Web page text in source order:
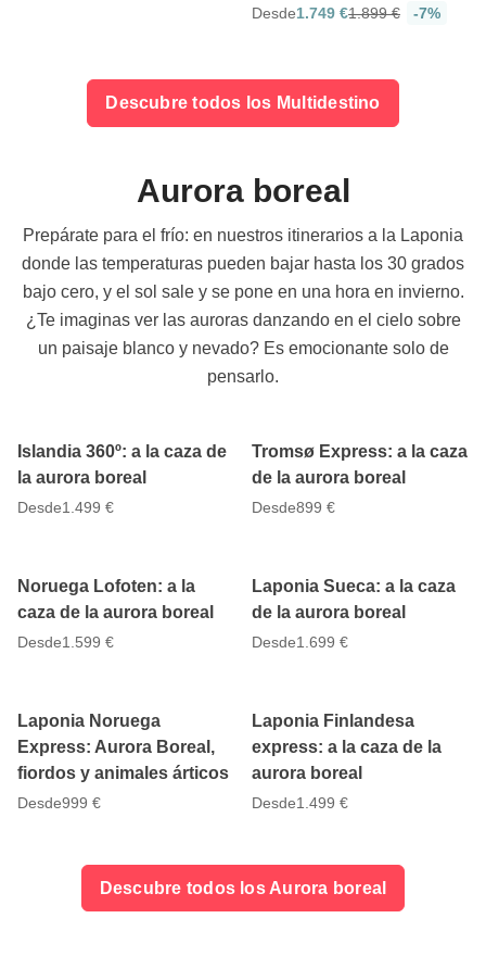
Desde1.749 €1.899 € -7%
Descubre todos los Multidestino
Aurora boreal
Prepárate para el frío: en nuestros itinerarios a la Laponia
donde las temperaturas pueden bajar hasta los 30 grados
bajo cero, y el sol sale y se pone en una hora en invierno.
¿Te imaginas ver las auroras danzando en el cielo sobre
un paisaje blanco y nevado? Es emocionante solo de
pensarlo.
Islandia 360º: a la caza de
la aurora boreal
Desde1.499 €
Tromsø Express: a la caza
de la aurora boreal
Desde899 €
Noruega Lofoten: a la
caza de la aurora boreal
Desde1.599 €
Laponia Sueca: a la caza
de la aurora boreal
Desde1.699 €
Laponia Noruega
Express: Aurora Boreal,
fiordos y animales árticos
Desde999 €
Laponia Finlandesa
express: a la caza de la
aurora boreal
Desde1.499 €
Descubre todos los Aurora boreal